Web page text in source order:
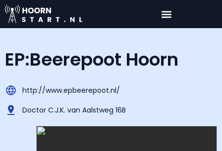
EP:Beerepoot Hoorn
http://www.epbeerepoot.nl/
Doctor C.J.K. van Aalstweg 16B